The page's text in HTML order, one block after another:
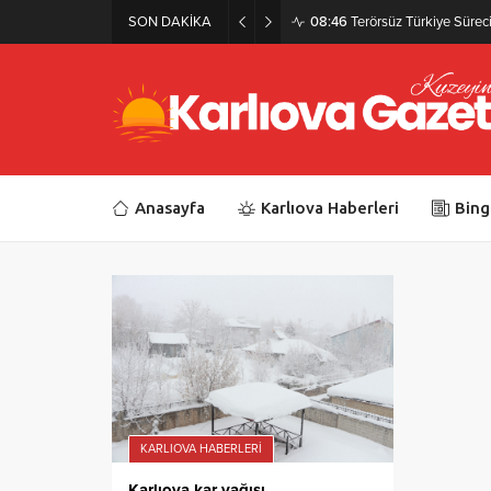
SON DAKİKA 08:46 Terörsüz Türkiye
Anasayfa Karlıova Haberleri
KARLIOVA HABERLERI